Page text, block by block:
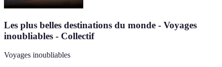
Les plus belles destinations du monde - Voyages
inoubliables - Collectif
Voyages inoubliables